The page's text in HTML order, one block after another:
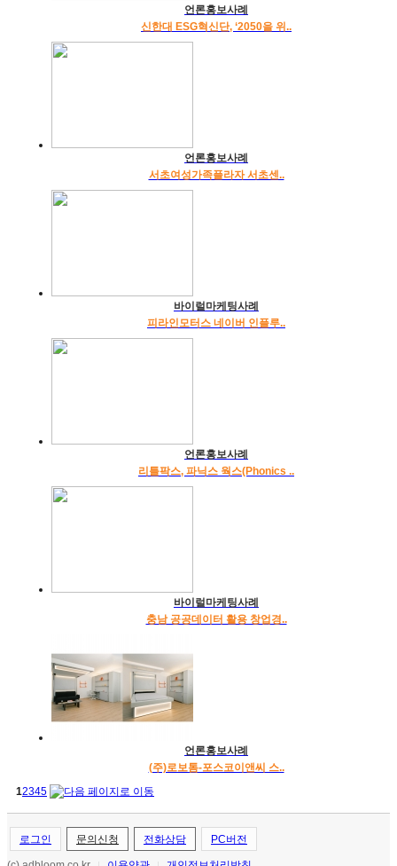
언론홍보사례
신한대 ESG혁신단, ‘2050을 위..
언론홍보사례
서초여성가족플라자 서초센..
바이럴마케팅사례
피라인모터스 네이버 인플루..
언론홍보사례
리틀팍스, 파닉스 웍스(Phonics ..
바이럴마케팅사례
충남 공공데이터 활용 창업경..
언론홍보사례
(주)로보톰-포스코이앤씨 스..
12345
로그인 문의신청 전화상담 PC버전